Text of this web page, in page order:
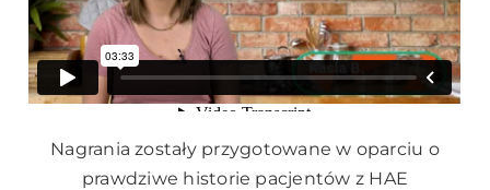
Nagrania zostały przygotowane w oparciu o
prawdziwe historie pacjentów z HAE